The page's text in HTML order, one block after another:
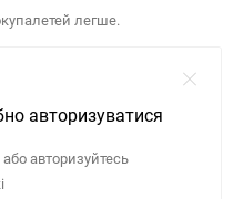
легше.
авторизуватися
авторизуйтесь